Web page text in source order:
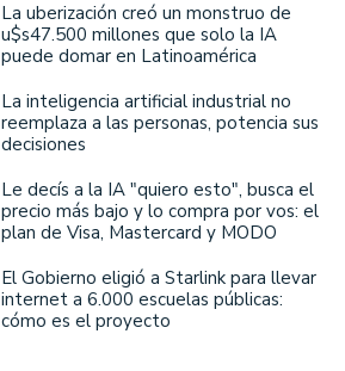
La uberización creó un monstruo de
u$s47.500 millones que solo la IA
puede domar en Latinoamérica
La inteligencia artificial industrial no
reemplaza a las personas, potencia sus
decisiones
Le decís a la IA "quiero esto", busca el
precio más bajo y lo compra por vos: el
plan de Visa, Mastercard y MODO
El Gobierno eligió a Starlink para llevar
internet a 6.000 escuelas públicas:
cómo es el proyecto